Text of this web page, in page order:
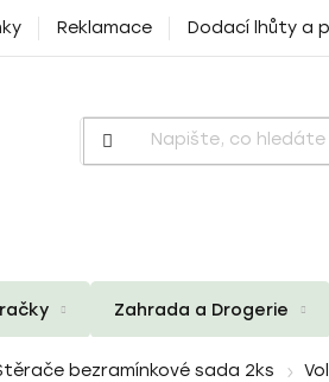
Reklamace Dodací lhůty a
Zahrada a Drogerie
bezramínkové sada 2ks